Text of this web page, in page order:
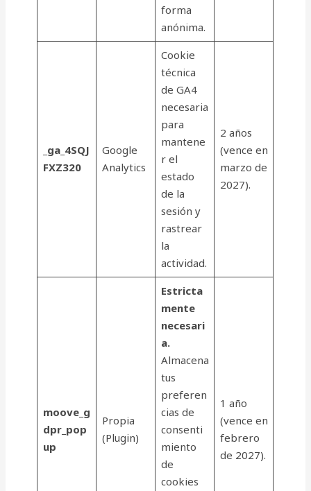
forma
anónima.
_ga_4SQJ
FXZ320
Google
Analytics
Cookie
técnica
de GA4
necesaria
para
mantene
r el
estado
de la
sesión y
rastrear
la
actividad.
2 años
(vence en
marzo de
2027).
moove_g
dpr_pop
up
Propia
(Plugin)
Estricta
mente
necesari
a.
Almacena
tus
preferen
cias de
consenti
miento
de
cookies
1 año
(vence en
febrero
de 2027).